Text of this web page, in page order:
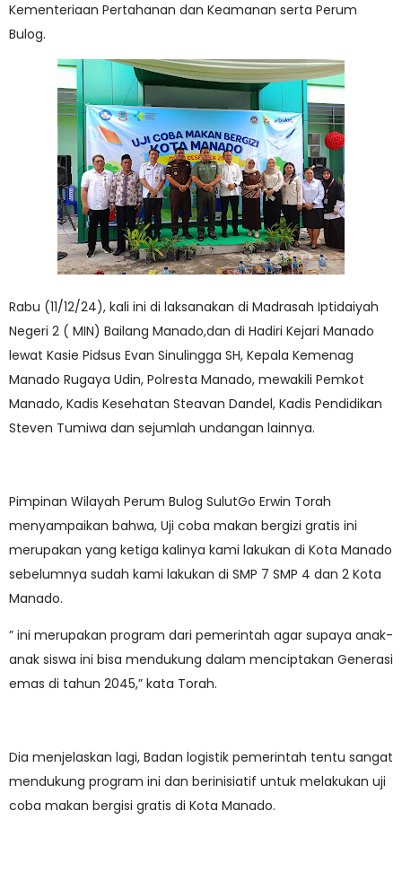
Kementeriaan Pertahanan dan Keamanan serta Perum
Bulog.
Rabu (11/12/24), kali ini di laksanakan di Madrasah Iptidaiyah
Negeri 2 ( MIN) Bailang Manado,dan di Hadiri Kejari Manado
lewat Kasie Pidsus Evan Sinulingga SH, Kepala Kemenag
Manado Rugaya Udin, Polresta Manado, mewakili Pemkot
Manado, Kadis Kesehatan Steavan Dandel, Kadis Pendidikan
Steven Tumiwa dan sejumlah undangan lainnya.
Pimpinan Wilayah Perum Bulog SulutGo Erwin Torah
menyampaikan bahwa, Uji coba makan bergizi gratis ini
merupakan yang ketiga kalinya kami lakukan di Kota Manado
sebelumnya sudah kami lakukan di SMP 7 SMP 4 dan 2 Kota
Manado.
” ini merupakan program dari pemerintah agar supaya anak-
anak siswa ini bisa mendukung dalam menciptakan Generasi
emas di tahun 2045,” kata Torah.
Dia menjelaskan lagi, Badan logistik pemerintah tentu sangat
mendukung program ini dan berinisiatif untuk melakukan uji
coba makan bergisi gratis di Kota Manado.